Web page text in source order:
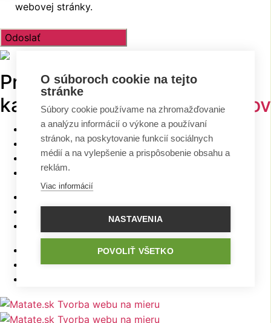
webovej stránky.
Prehľadávajte vTOP
kategóriách -projekty domov
Bungalovy
Poschodové domy
Malé domy
Domy na úzky pozemok
Bungalovy s rovnou strechou
Bungalovy s garážou
Bungalovy s terasou
O súboroch cookie na tejto
stránke
Súbory cookie používame na zhromažďovanie
a analýzu informácií o výkone a používaní
stránok, na poskytovanie funkcií sociálnych
médií a na vylepšenie a prispôsobenie obsahu a
reklám.
Viac informácií
NASTAVENIA
POVOLIŤ VŠETKO